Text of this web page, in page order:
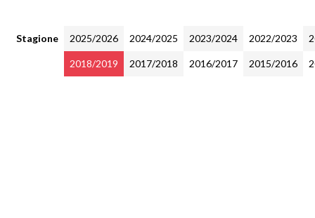
Stagione 2025/2026 2024/2025 2023/2024 2022/2023
2018/2019 2017/2018 2016/2017 2015/2016